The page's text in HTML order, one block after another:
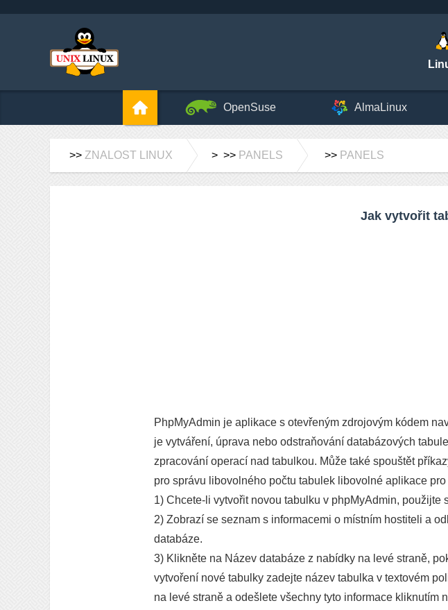
OpenSuse AlmaLinux
>> ZNALOST LINUX > >> PANELS >> PANELS
Jak vytvořit
PhpMyAdmin je aplikace s otevřeným zdrojovým kódem
je vytváření, úprava nebo odstraňování databázových
zpracování operací nad tabulkou. Může také spouštět
pro správu libovolného počtu tabulek libovolné aplikace
1) Chcete-li vytvořit novou tabulku v phpMyAdmin,
2) Zobrazí se seznam s informacemi o místním hostiteli a
databáze.
3) Klikněte na Název databáze z nabídky na levé straně,
vytvoření nové tabulky zadejte název tabulka v textovém
na levé straně a odešlete všechny tyto informace kliknutím